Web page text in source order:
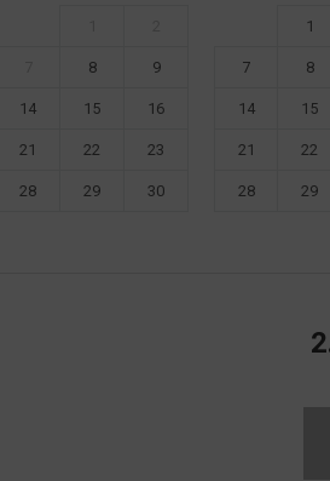
8 9
14 15 16
21 22 23
28 29 30
1
7 8
14 15
21 22
28 29